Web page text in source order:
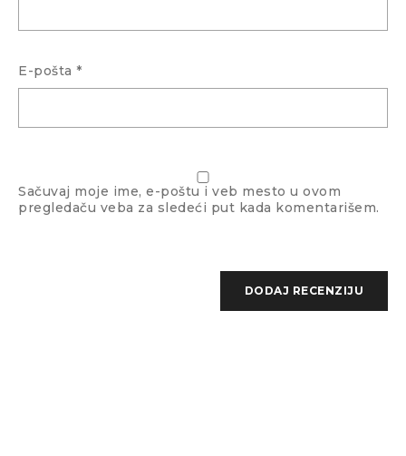
Boja okvira Narandžasta
Boja stakla
E-pošta *
Sačuvaj moje ime, e-poštu i veb mesto u ovom
pregledaču veba za sledeći put kada komentarišem.